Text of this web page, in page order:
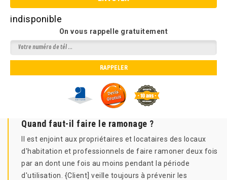
indisponible
On vous rappelle gratuitement
Quand faut-il faire le ramonage ?
Il est enjoint aux propriétaires et locataires des locaux
d'habitation et professionnels de faire ramoner deux fois
par an dont une fois au moins pendant la période
d'utilisation. {Client] veille toujours à prévenir les